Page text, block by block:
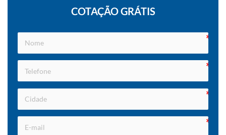
COTAÇÃO GRÁTIS